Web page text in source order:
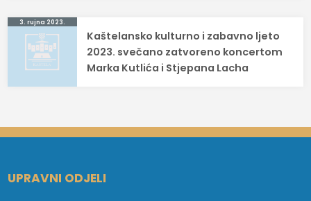
3. rujna 2023.
Kaštelansko kulturno i zabavno ljeto
2023. svečano zatvoreno koncertom
Marka Kutlića i Stjepana Lacha
UPRAVNI ODJELI